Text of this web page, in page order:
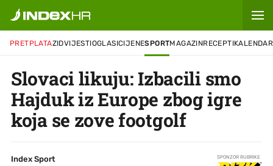
PRETPLATAZIDVIJESTIOGLASICIJENESPORTMAGAZINRECEPTIKALENDAR
Slovaci likuju: Izbacili smo
Hajduk iz Europe zbog igre
koja se zove footgolf
Index Sport
SPONZOR RUBRIKE